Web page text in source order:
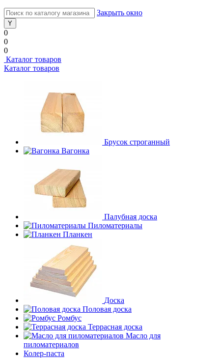
Закрыть окно
0
0
0
Каталог товаров
Каталог товаров
Брусок строганный
Вагонка
Палубная доска
Пиломатериалы
Планкен
Доска
Половая доска
Ромбус
Террасная доска
Масло для
пиломатериалов
Колер-паста